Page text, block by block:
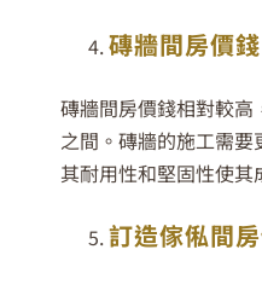
磚牆間房價錢
磚牆間房價錢相對較
之間。磚牆的施工需
其耐用性和堅固性使其
訂造傢俬間